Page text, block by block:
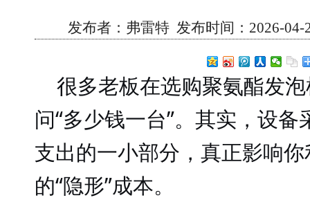
发布者：弗雷特 发布时间：2026-04-
很多老板在选购聚氨酯发
问“多少钱一台”。其实，设
支出的一小部分，真正影响
的“隐形”成本。